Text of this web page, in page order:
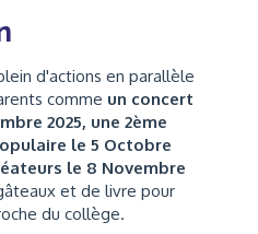
d'actions en parallèle
comme un concert
2025, une 2ème
le 5 Octobre
le 8 Novembre
et de livre pour
du collège.